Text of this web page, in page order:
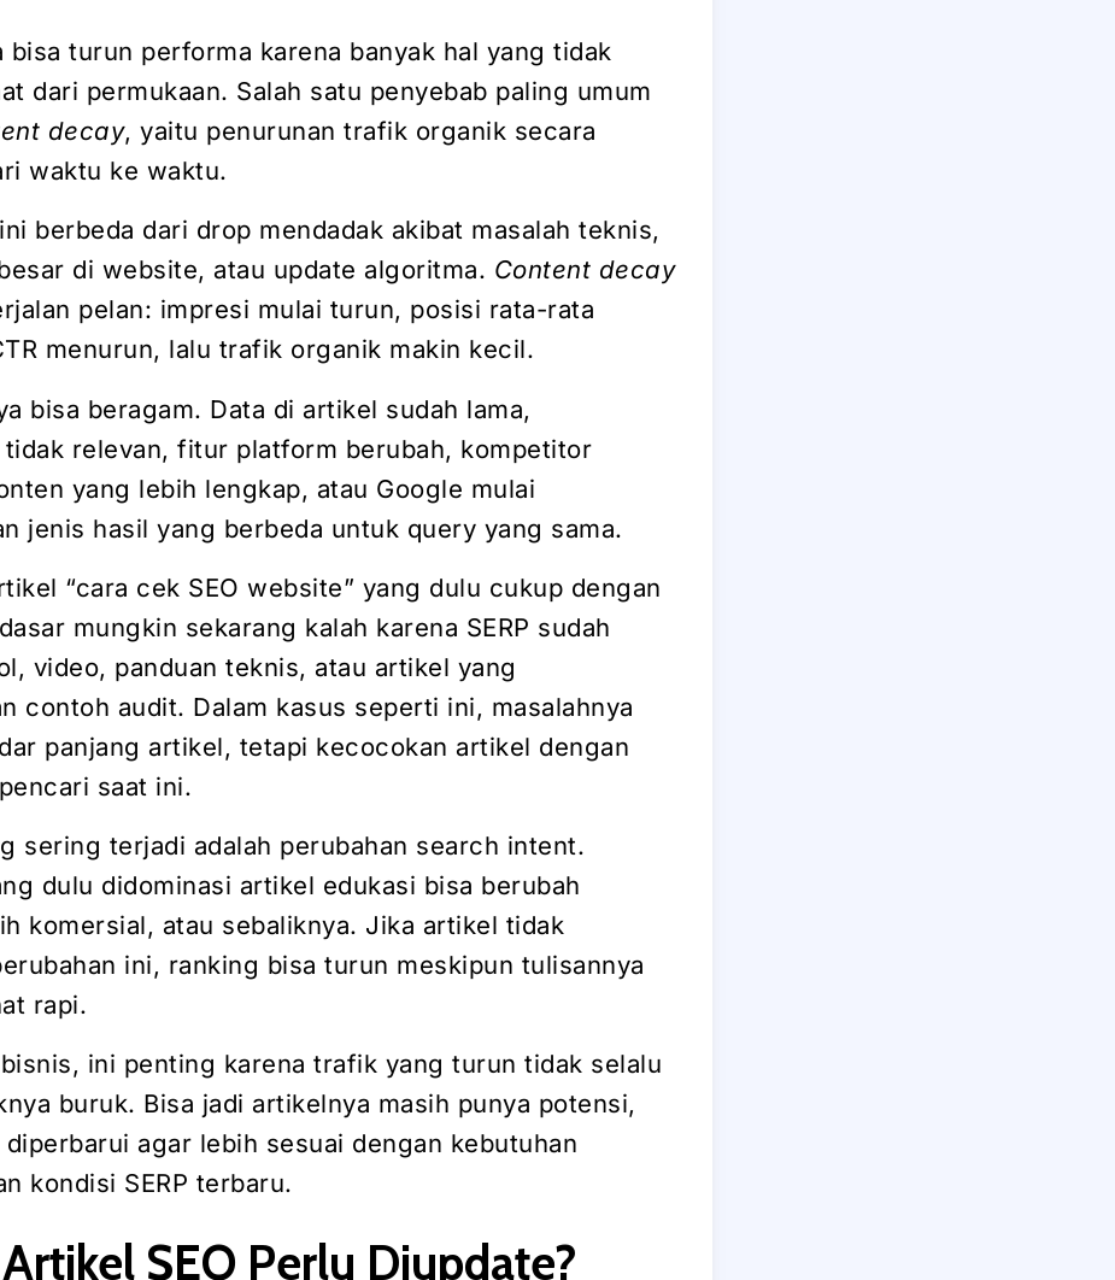
bisa turun performa karena banyak hal yang tidak
dari permukaan. Salah satu penyebab paling umum
decay, yaitu penurunan trafik organik secara
waktu ke waktu.
berbeda dari drop mendadak akibat masalah teknis,
di website, atau update algoritma. Content decay
pelan: impresi mulai turun, posisi rata-rata
menurun, lalu trafik organik makin kecil.
bisa beragam. Data di artikel sudah lama,
relevan, fitur platform berubah, kompetitor
yang lebih lengkap, atau Google mulai
jenis hasil yang berbeda untuk query yang sama.
“cara cek SEO website” yang dulu cukup dengan
mungkin sekarang kalah karena SERP sudah
video, panduan teknis, atau artikel yang
contoh audit. Dalam kasus seperti ini, masalahnya
panjang artikel, tetapi kecocokan artikel dengan
saat ini.
sering terjadi adalah perubahan search intent.
dulu didominasi artikel edukasi bisa berubah
komersial, atau sebaliknya. Jika artikel tidak
ini, ranking bisa turun meskipun tulisannya
rapi.
ini penting karena trafik yang turun tidak selalu
buruk. Bisa jadi artikelnya masih punya potensi,
agar lebih sesuai dengan kebutuhan
kondisi SERP terbaru.
SEO Perlu Diupdate?